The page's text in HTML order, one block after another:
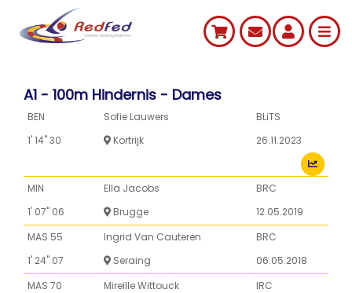
A1 - 100m Hindernis - Dames
BEN Sofie Lauwers
BLiTS
1' 14'' 30
Kortrijk 26.11.2023
MIN Ella Jacobs
BRC
1' 07'' 06
Brugge
12.05.2019
MAS 55
Ingrid Van Cauteren
BRC
1' 24'' 07
Seraing
06.05.2018
MAS 70
Mireille Wittouck
IRC